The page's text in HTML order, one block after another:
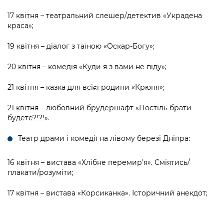
17 квітня – театральний слешер/детектив «Украдена
краса»;
19 квітня – діалог з таїною «Оскар-Богу»;
20 квітня – комедія «Куди я з вами не піду»;
21 квітня – казка для всієї родини «Крюня»;
21 квітня – любовний брудершафт «Постіль брати
будете?!?!».
Театр драми і комедії на лівому березі Дніпра:
16 квітня – вистава «Хлібне перемир’я». Сміятись/
плакати/розуміти;
17 квітня – вистава «Корсиканка». Історичний анекдот;